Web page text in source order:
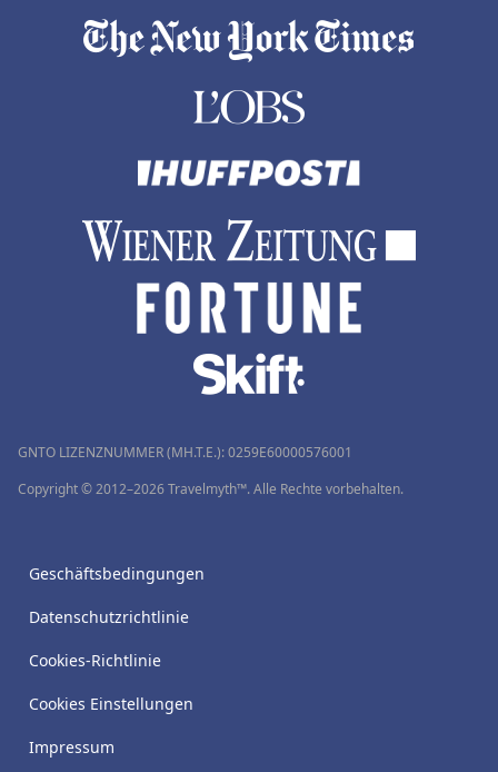
GNTO LIZENZNUMMER (MH.T.E.): 0259Ε60000576001
Copyright © 2012–2026 Travelmyth™. Alle Rechte vorbehalten.
Geschäftsbedingungen
Datenschutzrichtlinie
Cookies-Richtlinie
Cookies Einstellungen
Impressum